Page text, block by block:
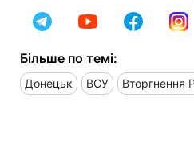
Більше по темі:
Донецьк ВСУ Вторгнення